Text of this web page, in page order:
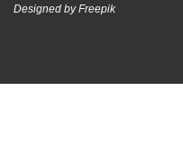
Designed by Freepik